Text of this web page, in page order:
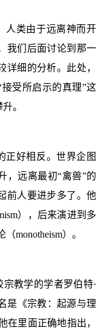
人类由于远离神而开
我们后面讨论到那一
细的分析。此处，
受所启示的真理”这
。
正好相反。世界企图
，远离最初“禽兽”的
前人要进步多了。他
），后来演进到多
（monotheism）。
教学的学者罗伯特·
是《宗教：起源与理
在里面正确地指出，